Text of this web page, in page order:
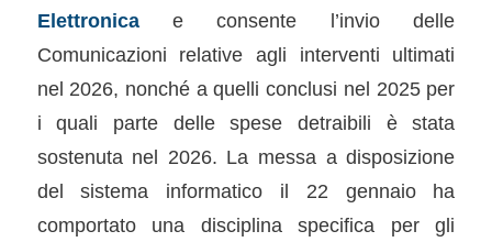
Elettronicae consente l’invio delle
Comunicazioni relative agli interventi ultimati
nel 2026, nonché a quelli conclusi nel 2025 per
i quali parte delle spese detraibili è stata
sostenuta nel 2026. La messa a disposizione
del sistema informatico il 22 gennaio ha
comportato una disciplina specifica per gli